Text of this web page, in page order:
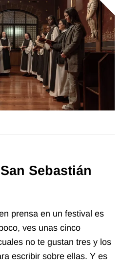
Sebastián
prensa en un festival es
ves unas cinco
no te gustan tres y los
escribir sobre ellas. Y es